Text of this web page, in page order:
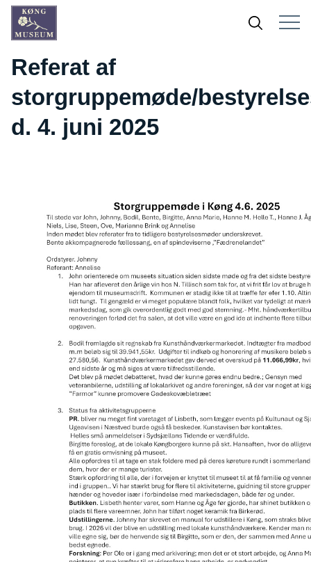
Referat af
storgruppemøde/
d. 4. juni 2025